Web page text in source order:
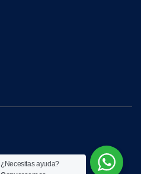
¿Necesitas ayuda?